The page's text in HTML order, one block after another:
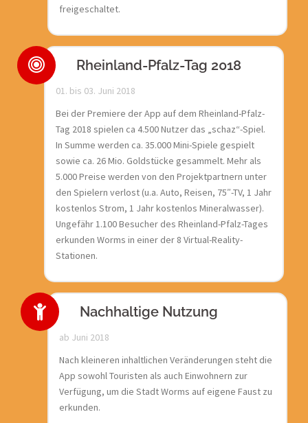
freigeschaltet.
Rheinland-Pfalz-Tag 2018
01. bis 03. Juni 2018
Bei der Premiere der App auf dem Rheinland-Pfalz-
Tag 2018 spielen ca 4.500 Nutzer das „schaz“-Spiel.
In Summe werden ca. 35.000 Mini-Spiele gespielt
sowie ca. 26 Mio. Goldstücke gesammelt. Mehr als
5.000 Preise werden von den Projektpartnern unter
den Spielern verlost (u.a. Auto, Reisen, 75″-TV, 1 Jahr
kostenlos Strom, 1 Jahr kostenlos Mineralwasser).
Ungefähr 1.100 Besucher des Rheinland-Pfalz-Tages
erkunden Worms in einer der 8 Virtual-Reality-
Stationen.
Nachhaltige Nutzung
ab Juni 2018
Nach kleineren inhaltlichen Veränderungen steht die
App sowohl Touristen als auch Einwohnern zur
Verfügung, um die Stadt Worms auf eigene Faust zu
erkunden.